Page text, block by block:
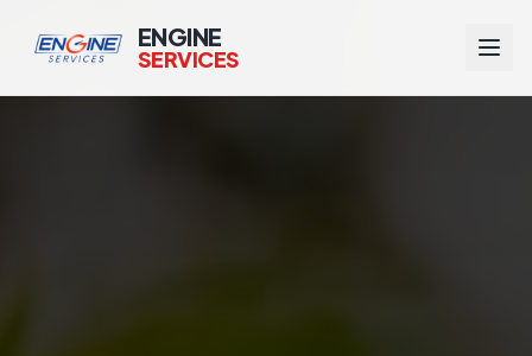
ENGINE
SERVICES